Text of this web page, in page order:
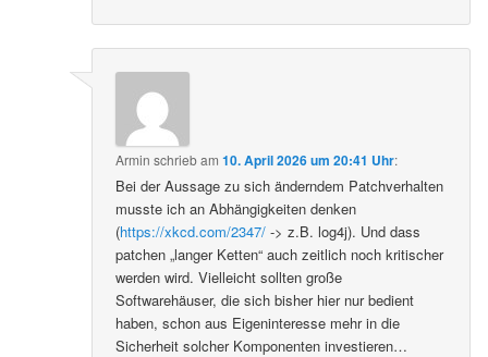
Armin schriebam10. April 2026 um 20:41 Uhr:
Bei der Aussage zu sich änderndem Patchverhalten
musste ich an Abhängigkeiten denken
(https://xkcd.com/2347/ -> z.B. log4j). Und dass
patchen „langer Ketten“ auch zeitlich noch kritischer
werden wird. Vielleicht sollten große
Softwarehäuser, die sich bisher hier nur bedient
haben, schon aus Eigeninteresse mehr in die
Sicherheit solcher Komponenten investieren…